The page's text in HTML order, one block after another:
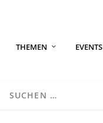
THEMEN EVENTS